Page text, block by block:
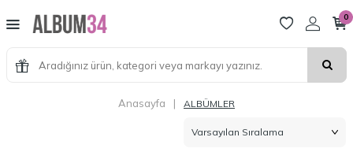
0
Anasayfa | ALBÜMLER